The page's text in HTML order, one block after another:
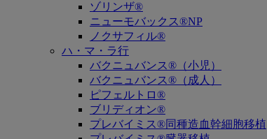
ゾリンザ®
ニューモバックス®NP
ノクサフィル®
ハ・マ・ラ行
バクニュバンス®（小児）
バクニュバンス®（成人）
ピフェルトロ®
ブリディオン®
プレバイミス®同種造血幹細胞移植